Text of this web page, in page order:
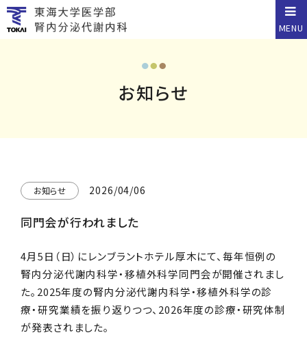
MENU
お知らせ
同門会が行われました
お知らせ 2026/04/06
4月5日（日）にレンブラントホテル厚木にて、毎年恒例の
腎内分泌代謝内科学・移植外科学同門会が開催されまし
た。2025年度の腎内分泌代謝内科学・移植外科学の診
療・研究業績を振り返りつつ、2026年度の診療・研究体制
が発表されました。